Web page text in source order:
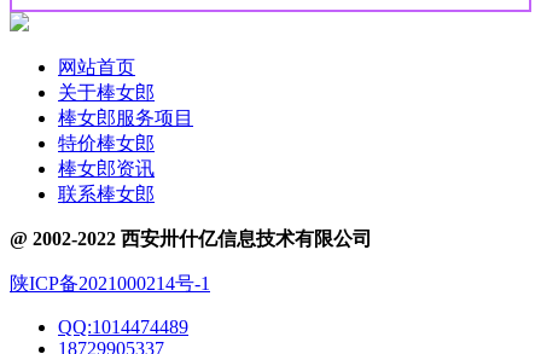
西安旅游陪伴-专业向导预约-西安伴游地
西安伴游地陪旅游私人导游服务预约
图解：二代棒女郎功效作用
棒女郎有效成分是什么，对人体有何益
棒女郎官方网站是哪个，如何买到正品
网站首页
关于棒女郎
棒女郎服务项目
特价棒女郎
棒女郎资讯
联系棒女郎
@ 2002-2022 西安卅什亿信息技术有限公司
陕ICP备2021000214号-1
QQ:1014474489
18729905337